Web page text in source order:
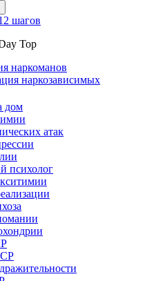
шагов
Top
наркоманов
наркозависимых
дом
атак
психолог